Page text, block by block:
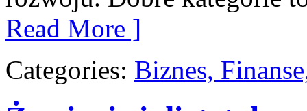
Read More ]
Categories: Biznes,